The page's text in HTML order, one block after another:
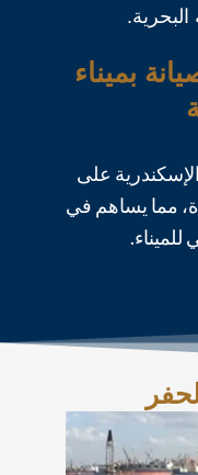
بميناء
على
مما يساهم في
للميناء.